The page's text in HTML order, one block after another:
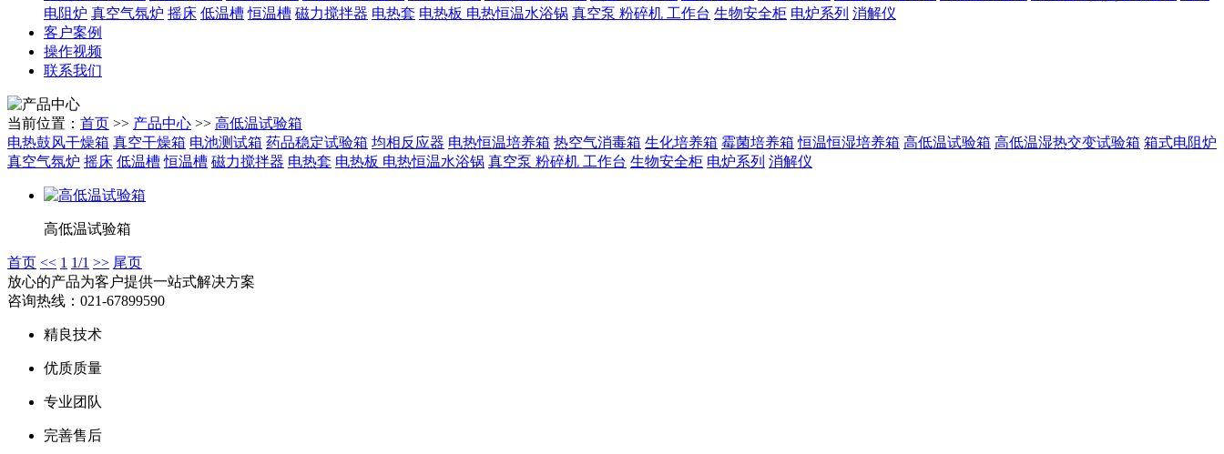
电阻炉 真空气氛炉 摇床 低温槽 恒温槽 磁力搅拌器 电热套 电热板 电热恒温水浴锅 真空泵 粉碎机 工作台 生物安全柜 电炉系列 消解仪
客户案例
操作视频
联系我们
当前位置： 首页 >> 产品中心 >> 高低温试验箱
电热鼓风干燥箱 真空干燥箱 电池测试箱 药品稳定试验箱 均相反应器 电热恒温培养箱 热空气消毒箱 生化培养箱 霉菌培养箱 恒温恒湿培养箱 高低温试验箱 高低温湿热交变试验箱 箱式电阻炉
真空气氛炉 摇床 低温槽 恒温槽 磁力搅拌器 电热套 电热板 电热恒温水浴锅 真空泵 粉碎机 工作台 生物安全柜 电炉系列 消解仪
高低温试验箱
首页 << 1 1/1 >> 尾页
放心的产品为客户提供一站式解决方案
咨询热线： 021-67899590
精良技术
优质质量
专业团队
完善售后